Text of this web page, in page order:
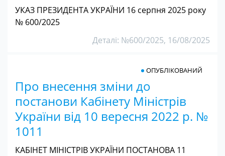
УКАЗ ПРЕЗИДЕНТА УКРАЇНИ 16 серпня 2025 року
№ 600/2025
Деталі: №600/2025, 16/08/2025
Про внесення зміни до
постанови Кабінету Міністрів
України від 10 вересня 2022 р. №
1011
ОПУБЛІКОВАНИЙ
КАБІНЕТ МІНІСТРІВ УКРАЇНИ ПОСТАНОВА 11